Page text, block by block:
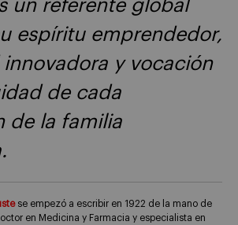
un referente global
espíritu emprendedor,
y vocación
de cada
de la familia
se empezó a escribir en 1922 de la mano de
en Medicina y Farmacia y especialista en